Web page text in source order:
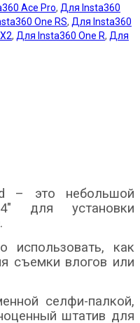
Ace Pro, Для Insta360
One RS, Для Insta360
, Для Insta360 One R, Для
– это небольшой
для установки
как
съемки влогов или
селфи-палкой,
штатив для